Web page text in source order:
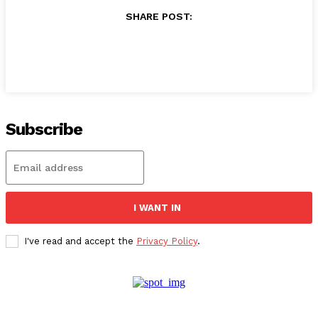
SHARE POST:
Subscribe
I WANT IN
I've read and accept the Privacy Policy.